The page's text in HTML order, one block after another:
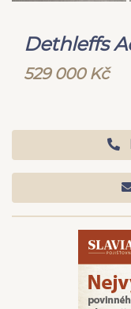
Dethleffs
529 000 Kč